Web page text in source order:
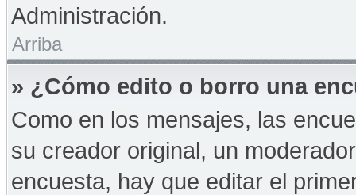
Administración.
Arriba
» ¿Cómo edito o borro una
Como en los mensajes, las
su creador original, un
encuesta, hay que editar el